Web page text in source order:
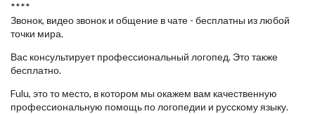
****
Звонок, видео звонок и общение в чате - бесплатны из любой
точки мира.
Вас консультирует профессиональный логопед. Это также
бесплатно.
Fulu, это то место, в котором мы окажем вам качественную
профессиональную помощь по логопедии и русскому языку.